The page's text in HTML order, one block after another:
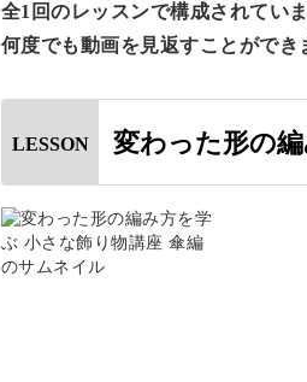
全1回のレッスンで構成されていま
何度でも動画を見返すことができ
LESSON 変わった形の